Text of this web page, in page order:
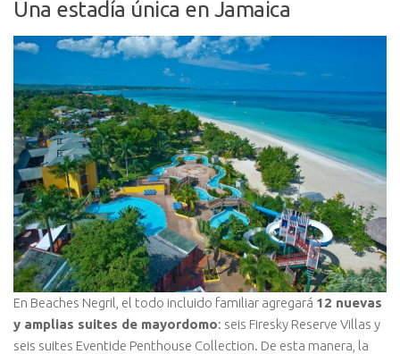
Una estadía única en Jamaica
En Beaches Negril, el todo incluido familiar agregará 12 nuevas
y amplias suites de mayordomo: seis Firesky Reserve Villas y
seis suites Eventide Penthouse Collection. De esta manera, la